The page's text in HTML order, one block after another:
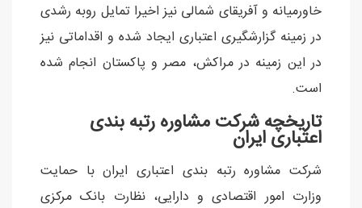
خاورمیانه و آفریقای شمالی نیز اخیرا تمایل روبه رشدی
در زمینه گزارشگیری اعتباری ایجاد شده و اقداماتی نیز
در این زمینه در مراکش، مصر و پاکستان انجام شده
است.
تاریخچه شرکت مشاوره رتبه بندی
اعتباری ایران
شرکت مشاوره رتبه بندی اعتباری ایران با حمایت
وزارت امور اقتصادی و دارایی، نظارت بانک مرکزی